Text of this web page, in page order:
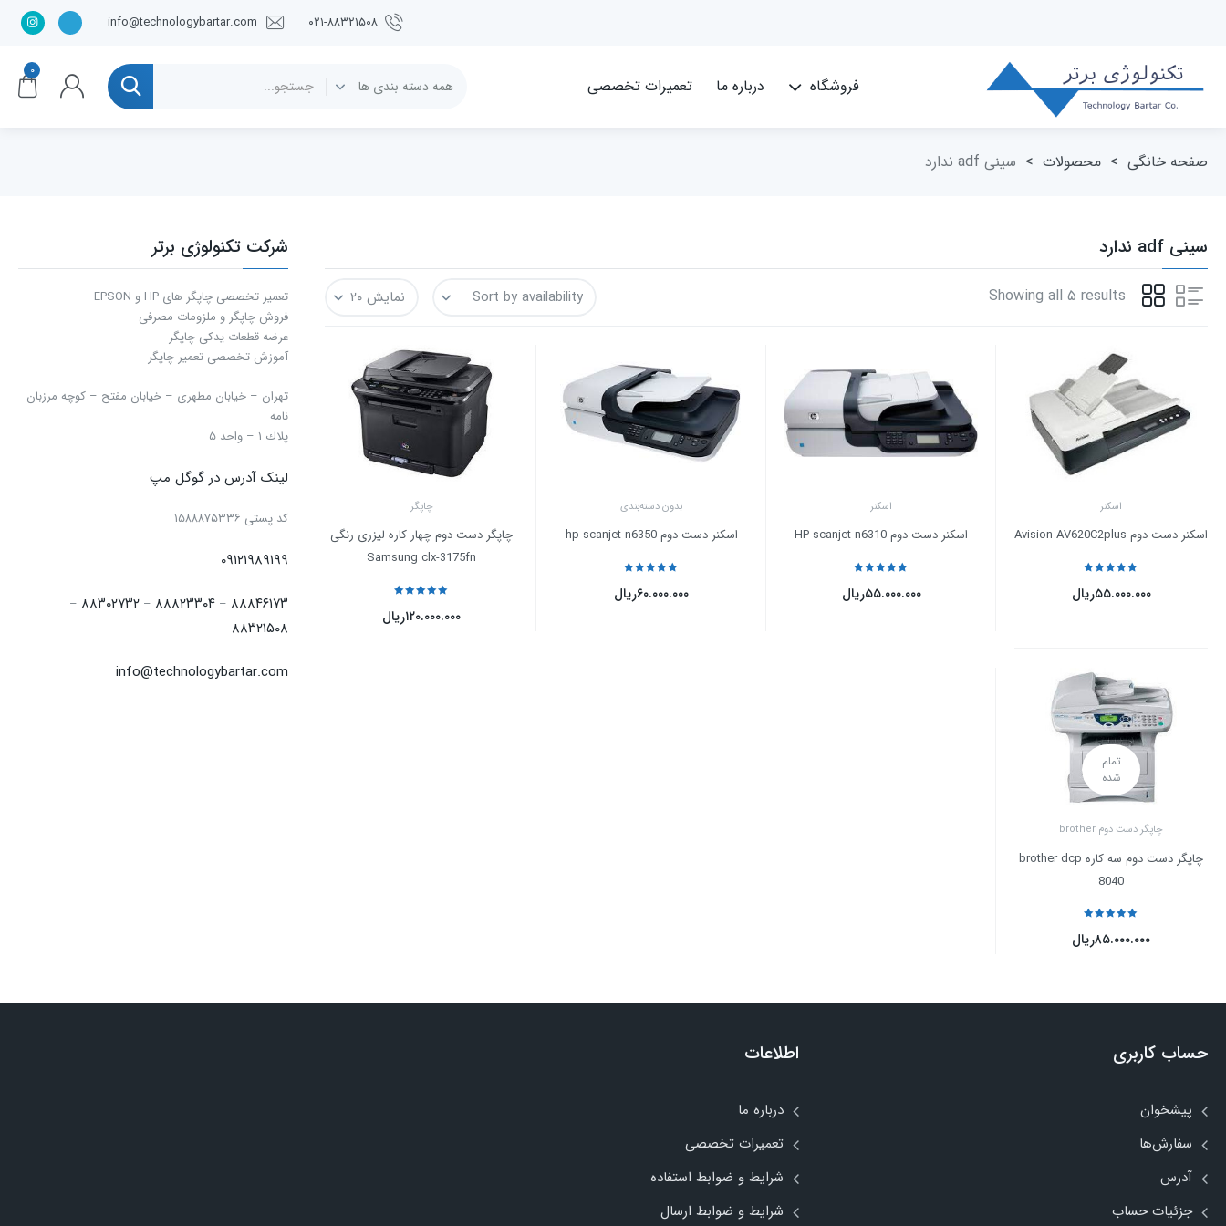
info@technologybartar.com ۰۲۱-۸۸۳۲۱۵۰۸
فروشگاه درباره ما تعمیرات تخصصی
۰
صفحه خانگی > محصولات > سینی adf ندارد
سینی adf ندارد
Showing all ۵ results
اسکنر
اسکنر دست دوم Avision AV620C2plus
ریال۵۵.۰۰۰.۰۰۰
اسکنر
اسکنر دست دوم HP scanjet n6310
ریال۵۵.۰۰۰.۰۰۰
بدون دسته‌بندی
اسکنر دست دوم hp-scanjet n6350
ریال۶۰.۰۰۰.۰۰۰
چاپگر
چاپگر دست دوم چهار کاره لیزری رنگی
Samsung clx-3175fn
ریال۱۲۰.۰۰۰.۰۰۰
تمام
شده
چاپگر دست دوم brother
چاپگر دست دوم سه کاره brother dcp
8040
ریال۸۵.۰۰۰.۰۰۰
شرکت تکنولوژی برتر
تعمیر تخصصی چاپگر های HP و EPSON
فروش چاپگر و ملزومات مصرفی
عرضه قطعات یدکی چاپگر
آموزش تخصصی تعمیر چاپگر
تهران – خیابان مطهری – خیابان مفتح – كوچه مرزبان
نامه
پلاك ۱ – واحد ۵
لینک آدرس در گوگل مپ
كد پستی ۱۵۸۸۸۷۵۳۳۶
۰۹۱۲۱۹۸۹۱۹۹
۸۸۸۴۶۱۷۳ – ۸۸۸۲۳۳۰۴ – ۸۸۳۰۲۷۳۲ –
۸۸۳۲۱۵۰۸
info@technologybartar.com
حساب کاربری
پیشخوان
سفارش‌ها
آدرس
جزئیات حساب
اطلاعات
درباره ما
تعمیرات تخصصی
شرایط و ضوابط استفاده
شرایط و ضوابط ارسال